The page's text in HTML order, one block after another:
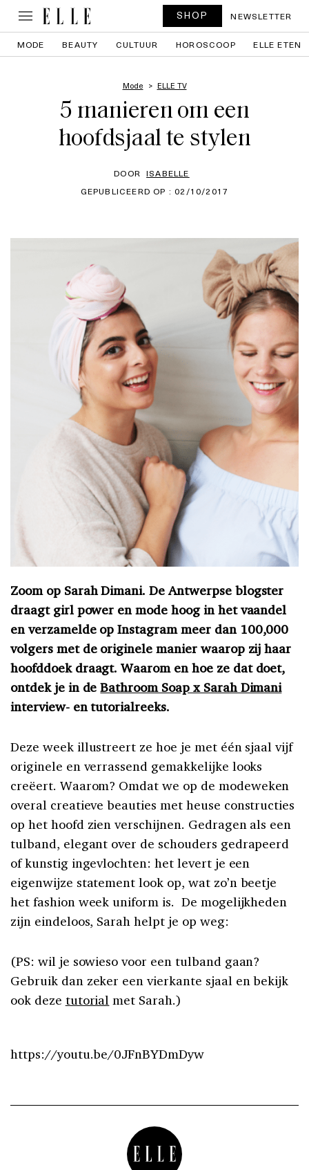
SHOP NEWSLETTER
MODE BEAUTY CULTUUR HOROSCOOP ELLE ETEN
Mode ELLE TV
5 manieren om een
hoofdsjaal te stylen
DOOR ISABELLE
GEPUBLICEERD OP : 02/10/2017
Zoom op Sarah Dimani. De Antwerpse blogster
draagt girl power en mode hoog in het vaandel
en verzamelde op Instagram meer dan 100,000
volgers met de originele manier waarop zij haar
hoofddoek draagt. Waarom en hoe ze dat doet,
ontdek je in deBathroom Soap x Sarah Dimani
interview- en tutorialreeks.
Deze week illustreert ze hoe je met één sjaal vijf
originele en verrassend gemakkelijke looks
creëert. Waarom? Omdat we op de modeweken
overal creatieve beauties met heuse constructies
op het hoofd zien verschijnen. Gedragen als een
tulband, elegant over de schouders gedrapeerd
of kunstig ingevlochten: het levert je een
eigenwijze statement look op, wat zo’n beetje
het fashion week uniform is. De mogelijkheden
zijn eindeloos, Sarah helpt je op weg:
(PS: wil je sowieso voor een tulband gaan?
Gebruik dan zeker een vierkante sjaal en bekijk
ook deze tutorial met Sarah.)
https://youtu.be/0JFnBYDmDyw